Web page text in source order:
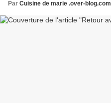
Par Cuisine de marie .over-blog.com